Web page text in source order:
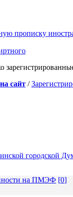
прописку
сайт /
городской
на ПМЭФ [0]